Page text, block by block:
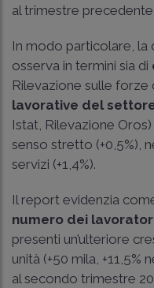
al trimestre
In modo particolare, la
osserva in termini sia di
Rilevazione sulle forze
lavorative del
Istat, Rilevazione Oros)
senso stretto (+0,5%),
servizi (+1,4%).
Il report evidenzia
numero dei
presenti un’ulteriore
unità (+50 mila,
al secondo trimestre